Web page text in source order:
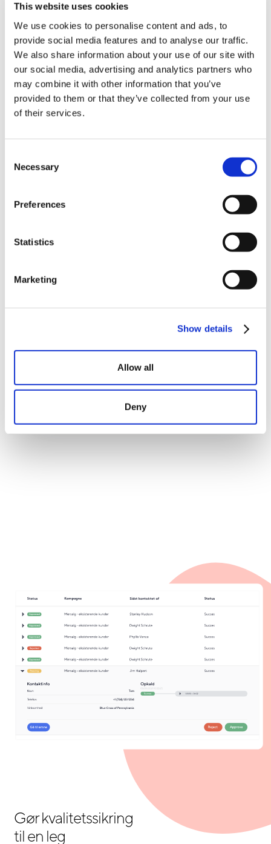
This website uses cookies
We use cookies to personalise content and ads, to
provide social media features and to analyse our traffic.
We also share information about your use of our site with
our social media, advertising and analytics partners who
may combine it with other information that you’ve
provided to them or that they’ve collected from your use
of their services.
Selection
Necessary
Preferences
Statistics
Marketing
Show details
Allow all
Deny
Medlyt
Lyt med på alle aktive opkald, og
få indsigt i, hvordan dine agenter
Coach og giv feedback på
til at tale med agenter før, under
og efter et opkald.
Gør kvalitetssikring
til en leg